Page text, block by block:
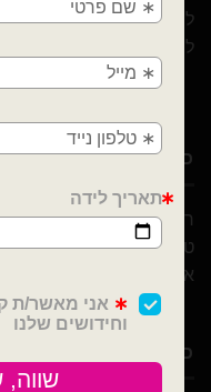
לספק לכם / לעצב לכם כל
ליצור לכם אירוע כפי
כתובת ויצירת קשר
רבי עקיבא 30, חולון
טלפון : 052-691-0722
אימייל :
כלים
חולון, בת ים, תל
גן, בני ברק, אזור,